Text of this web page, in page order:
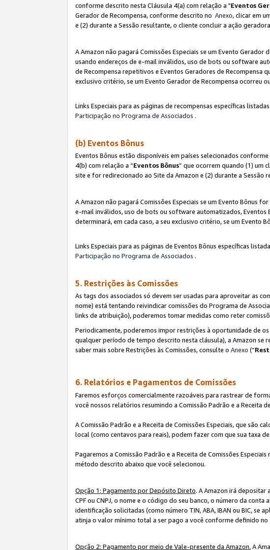
conforme descrito nesta Cláusula 4(a) com relação a "Eventos
Gerador de Recompensa, conforme descrito no Anexo, clicar em
e (2) durante a Sessão resultante, o cliente concluir a ação
A Amazon não pagará Comissões Especiais se um Evento
usando endereços de e-mail inválidos, uso de bots ou software
de Recompensa repetitivos e Eventos Geradores de Recompensa
exclusivo critério, se um Evento Gerador de Recompensa ocorreu
Links Especiais para as páginas de recompensas específicas
Participação no Programa de Associados .
(b) Eventos Bônus
Eventos Bônus estão disponíveis em países selecionados
4(b) com relação a “Eventos Bônus” que ocorrem quando (1) um
site e for redirecionado ao Site da Amazon e (2) durante a Sessão
A Amazon não pagará Comissões Especiais se um Evento Bônus
e-mail inválidos, uso de bots ou software automatizados, Eventos
determinará, em cada caso, a seu exclusivo critério, se um Evento
Links Especiais para as páginas de Eventos Bônus específicas
Participação no Programa de Associados .
5. Restrições às Comissões
As tags dos associados só devem ser usadas para aproveitar as
nome) está tentando reivindicar comissões do Programa de
links de atribuição), poderemos tomar medidas como reter
Periodicamente, poderemos impor restrições à oportunidade de
qualquer período de tempo descrito nesta cláusula), a Amazon
saber mais sobre Restrições às Comissões, consulte o Anexo (“
6. Relatórios e Pagamentos de Comissões
Faremos esforços comercialmente razoáveis para rastrear de
você nossos relatórios resumindo a Comissão Padrão e a Receita
A Comissão Padrão e a Receita de Comissões Especiais, que são
local (como centavos para reais), podem fazer com que sua taxa
Pagaremos a Comissão Padrão e a Receita de Comissões
método descrito abaixo que você selecionou.
Opção 1: Pagamento por Depósito Direto. A Amazon irá depositar
CPF ou CNPJ, o nome e o código do seu banco, o número da
identificação solicitadas (como número TIN, ABA, IBAN ou BIC, se
atinja o valor mínimo total a ser pago a você conforme definido no
Opção 2: Pagamento por meio de Vale-presente da Amazon. A